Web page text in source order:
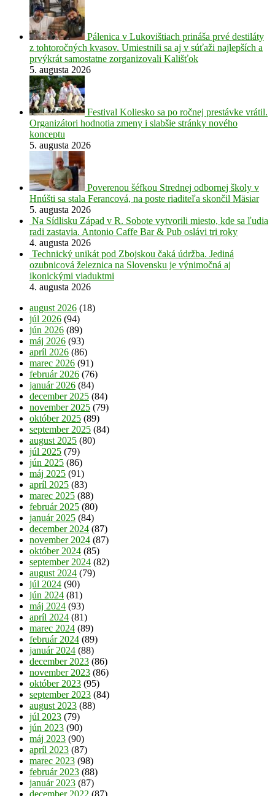
Pálenica v Lukovištiach prináša prvé destiláty
z tohtoročných kvasov. Umiestnili sa aj v súťaži najlepších a
prvýkrát samostatne zorganizovali Kališťok
5. augusta 2026
Festival Koliesko sa po ročnej prestávke vrátil.
Organizátori hodnotia zmeny i slabšie stránky nového
konceptu
5. augusta 2026
Poverenou šéfkou Strednej odbornej školy v
Hnúšti sa stala Ferancová, na poste riaditeľa skončil Mäsiar
5. augusta 2026
Na Sídlisku Západ v R. Sobote vytvorili miesto, kde sa ľudia
radi zastavia. Antonio Caffe Bar & Pub oslávi tri roky
4. augusta 2026
Technický unikát pod Zbojskou čaká údržba. Jediná
ozubnicová železnica na Slovensku je výnimočná aj
ikonickými viaduktmi
4. augusta 2026
august 2026 (18)
júl 2026 (94)
jún 2026 (89)
máj 2026 (93)
apríl 2026 (86)
marec 2026 (91)
február 2026 (76)
január 2026 (84)
december 2025 (84)
november 2025 (79)
október 2025 (89)
september 2025 (84)
august 2025 (80)
júl 2025 (79)
jún 2025 (86)
máj 2025 (91)
apríl 2025 (83)
marec 2025 (88)
február 2025 (80)
január 2025 (84)
december 2024 (87)
november 2024 (87)
október 2024 (85)
september 2024 (82)
august 2024 (79)
júl 2024 (90)
jún 2024 (81)
máj 2024 (93)
apríl 2024 (81)
marec 2024 (89)
február 2024 (89)
január 2024 (88)
december 2023 (86)
november 2023 (86)
október 2023 (95)
september 2023 (84)
august 2023 (88)
júl 2023 (79)
jún 2023 (90)
máj 2023 (90)
apríl 2023 (87)
marec 2023 (98)
február 2023 (88)
január 2023 (87)
december 2022 (87)